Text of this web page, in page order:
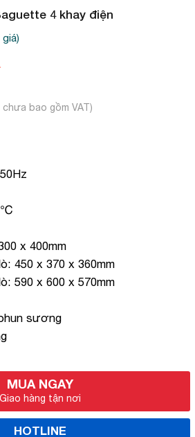
4 khay điện
x 400mm
450 x 370 x 360mm
590 x 600 x 570mm
sương
MUA NGAY
Giao hàng tận nơi
HOTLINE